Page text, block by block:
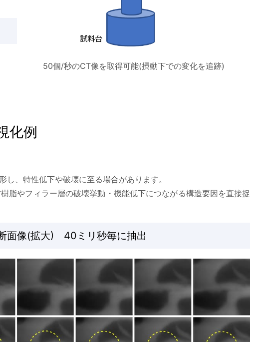
50個/秒のCT像を取得可能(摂動下での変化を追跡)
化例
、特性低下や破壊に至る場合があります。
脂やフィラー層の破壊挙動・機能低下につながる構造要因を直接捉
面像(拡大) 40ミリ秒毎に抽出